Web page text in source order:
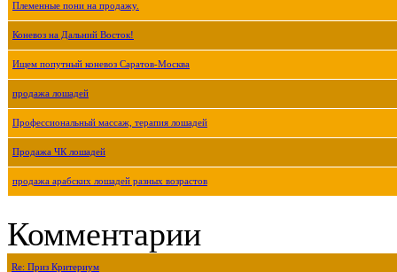
Племенные пони на продажу.
Коневоз на Дальний Восток!
Ищем попутный коневоз Саратов-Москва
продажа лошадей
Профессиональный массаж, терапия лошадей
Продажа ЧК лошадей
продажа арабских лошадей разных возрастов
Комментарии
Re: Приз Критериум